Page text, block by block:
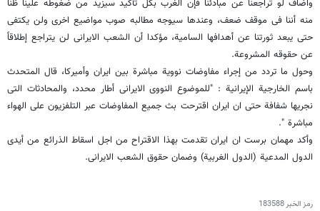
واضاف لو تراجعنا عن مبادئنا فإن الغرب بکل تأکید سیزید من ضغوطه علینا ظنا
منه أننا فی موقف ضعف، وعندها سیوجه مطالبه صوب مواضیع اخرى ولن یکتفی
حتى یبعد ثورتنا عن أهدافها السامیة، مؤکدا أن الشعب الایرانی لن یتراجع إطلاقاً
عن حقوقه المشروعة.
وحول ما تردد من إجراء مفاوضات نوویة مباشرة بین ایران وأمیرکا، قال المتحدث
باسم الخارجیة الإیرانیة : "للموضوع النووی الایرانی أطار محدد، والمحادثات التی
نجریها شفافة حتى ان ایران اقترحت بث جمیع المفاوضات عبر التلفزیون على الهواء
مباشرة ".
وأکد مهمان برست ان ایران تقدمت بهذا الاقتراح من اجل اسقاط الذرائع من أیدی
الدول المدعیة (الدول الغربیة) وضمان حقوق الشعب الایرانی.
رمز الخبر183588